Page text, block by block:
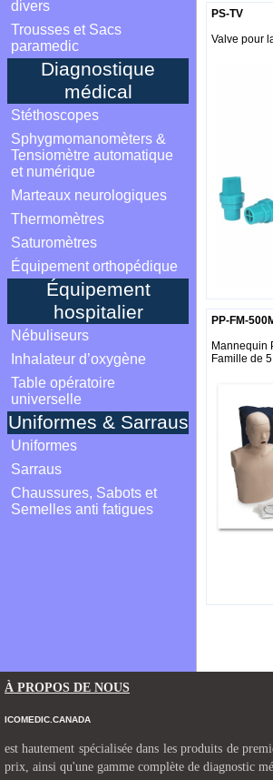
divers
Trousses et Sacs
paramedic
Diagnostique
médical
Stéthoscopes
Sphygmomanomèters &
Tensiomètre automatique
et numérique
Marteaux neurologiques
Thermomètres
Saturomètres
Équipement orthopédique
Équipement
hospitalier
Nébuliseurs
Inhalateur d’oxygène
Table opératoire
universelle
Uniformes & Sarraus
Uniformes
Sarraus
Chaussures, Sabots et
Semelles anti fatigues
PS-TV
Valve pour
PP-FM-
Mannequin
Famille de 5
À PROPOS DE NOUS
ICOMEDIC.CANADA
est hautement spécialisée dans les produits de
prix, ainsi qu'une gamme complète de diagnostic